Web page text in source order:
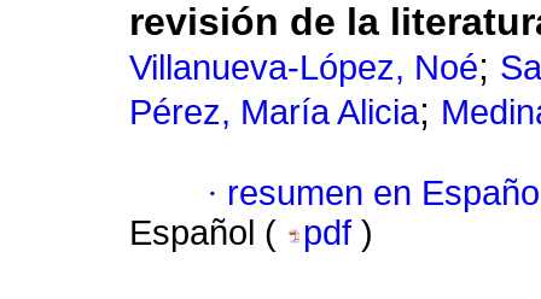
revisión de la
Villanueva-López, Noé;
Pérez, María Alicia;
· resumen en
Español (
pdf )